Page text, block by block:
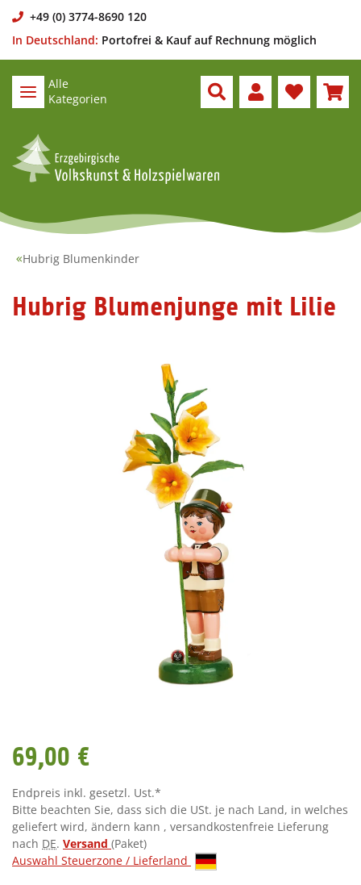
+49 (0) 3774-8690 120
In Deutschland: Portofrei & Kauf auf Rechnung möglich
Alle
Kategorien
Hubrig Blumenkinder
Hubrig Blumenjunge mit Lilie
69,00 €
Endpreis inkl. gesetzl. Ust.*
Bitte beachten Sie, dass sich die USt. je nach Land, in welches
geliefert wird, ändern kann , versandkostenfreie Lieferung
nach DE. Versand (Paket)
Auswahl Steuerzone / Lieferland